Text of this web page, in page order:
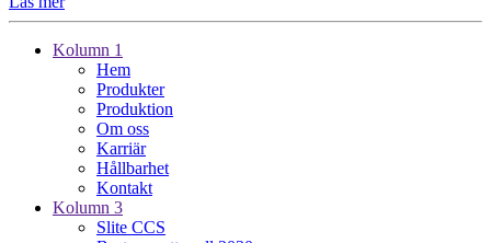
Kolumn 1
Hem
Produkter
Produktion
Om oss
Karriär
Hållbarhet
Kontakt
Kolumn 3
Slite CCS